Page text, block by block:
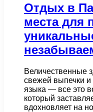
Отдых в
места для
Величественные
свежей выпечки
языка — все это
который
вдохновляет на